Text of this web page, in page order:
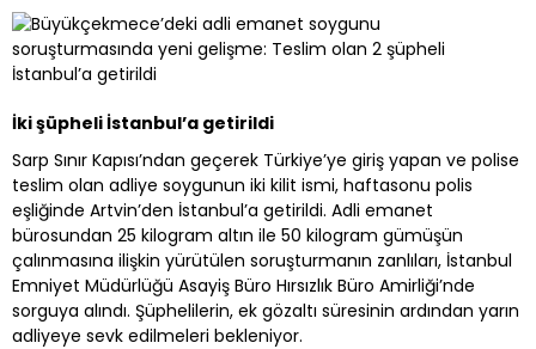
İki şüpheli İstanbul’a getirildi
Sarp Sınır Kapısı’ndan geçerek Türkiye’ye giriş yapan ve polise
teslim olan adliye soygunun iki kilit ismi, haftasonu polis
eşliğinde Artvin’den İstanbul’a getirildi. Adli emanet
bürosundan 25 kilogram altın ile 50 kilogram gümüşün
çalınmasına ilişkin yürütülen soruşturmanın zanlıları, İstanbul
Emniyet Müdürlüğü Asayiş Büro Hırsızlık Büro Amirliği’nde
sorguya alındı. Şüphelilerin, ek gözaltı süresinin ardından yarın
adliyeye sevk edilmeleri bekleniyor.